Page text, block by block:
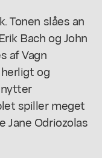
Tonen slåes an
Bach og John
af Vagn
og
spiller meget
Jane Odriozolas